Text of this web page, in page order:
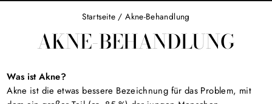
Startseite / Akne-Behandlung
AKNE-BEHANDLUNG
Was ist Akne?
Akne ist die etwas bessere Bezeichnung für das Problem, mit